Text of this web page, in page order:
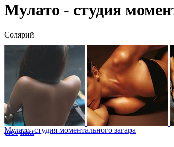
Мулато - студия
Солярий
prev next
Мулато -студия моментального загара